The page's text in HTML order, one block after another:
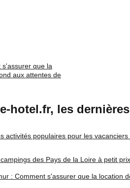
s'assurer que la
aux attentes de
hotel.fr, les
activités populaires pour les
des Pays de la Loire à petit prix
: Comment s'assurer que la location